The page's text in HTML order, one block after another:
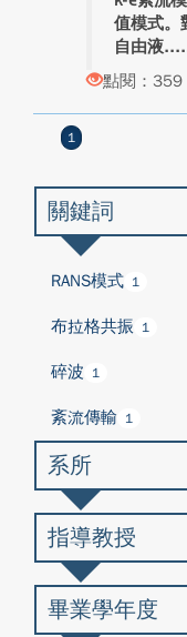
值模式。
自由液...
點閱：359
1
關鍵詞
RANS模式 1
布拉格共振 1
碎波 1
紊流傳輸 1
系所
指導教授
畢業學年度